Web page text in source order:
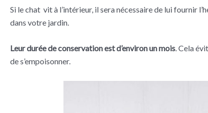
Si le chat vit à l’intérieur, il sera nécessaire de lui fournir
dans votre jardin.
Leur durée de conservation est d’environ un mois. Cela
de s’empoisonner.